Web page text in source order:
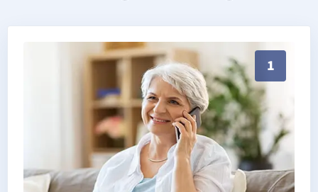
1
Persönliche Treppenlift-Beratung in Stuttgart